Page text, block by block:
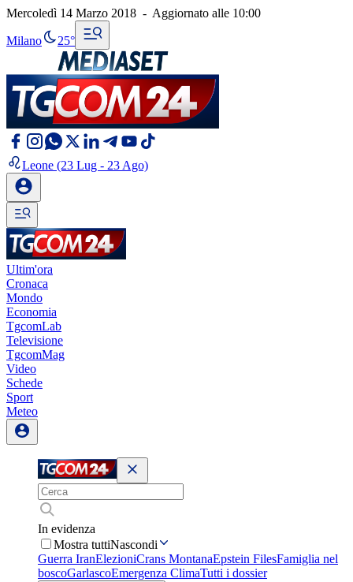
Mercoledì 14 Marzo 2018 - Aggiornato alle 10:00
Milano 25°
Leone (23 Lug - 23 Ago)
Ultim'ora
Cronaca
Mondo
Economia
TgcomLab
Televisione
TgcomMag
Video
Schede
Sport
Meteo
In evidenza
Mostra tuttiNascondi
Guerra IranElezioniCrans MontanaEpstein FilesFamiglia nel
boscoGarlascoEmergenza ClimaTutti i dossier